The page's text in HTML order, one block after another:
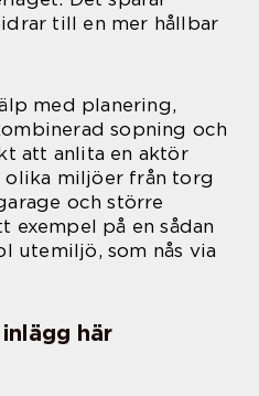
till en mer hållbar
med planering,
sopning och
att anlita en aktör
olika miljöer från torg
och större
exempel på en sådan
utemiljö, som nås via
här